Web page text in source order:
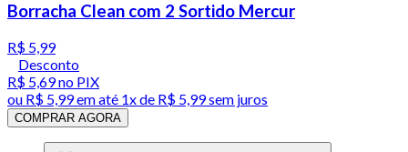
Borracha Clean com 2 Sortido Mercur
R$ 5,99
Desconto
R$ 5,69no PIX
ou R$ 5,99em até 1x de R$ 5,99sem juros
COMPRAR AGORA